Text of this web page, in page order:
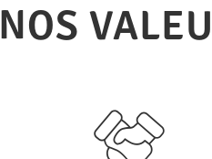
NOS